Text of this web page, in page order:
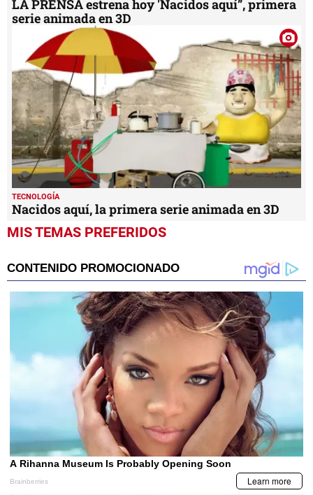
LA PRENSA estrena hoy 'Nacidos aquí”, primera
serie animada en 3D
TECNOLOGÍA
Nacidos aquí, la primera serie animada en 3D
MIS TEMAS PREFERIDOS